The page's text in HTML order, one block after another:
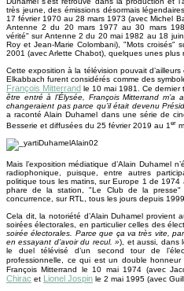
très jeune, des émissions désormais
17 février 1970 au 28 mars 1973 (avec Michel
Antenne 2 du 20 mars 1977 au 30 mars
vérité" sur Antenne 2 du 20 mai 1982 au 18
Roy et Jean-Marie Colombani), "Mots
2001 (avec Arlette Chabot), quelques unes plus
Cette exposition à la télévision pouvait
Elkabbach furent considérés comme des
François Mitterrand le 10 mai 1981. Ce
être entré à l’Élysée, François Mitterrand
changeraient pas parce qu’il était devenu
a raconté Alain Duhamel dans une série de
Besserie et diffusées du 25 février 2019 au 1er
Mais l’exposition médiatique d’Alain Duhamel
radiophonique, puisque, entre autres
politique tous les matins, sur Europe 1 de 1974
phare de la station, "Le Club de la
concurrence, sur RTL, tous les jours depuis
Cela dit, la notoriété d’Alain Duhamel provient
soirées électorales, en particulier celles des
soirée électorales. Parce que ça va très vite,
en essayant d’avoir du recul. »), et aussi, dans
le duel télévisé d’un second tour de
professionnelle, ce qui est un double
François Mitterrand le 10 mai 1974 (avec
Chirac et Lionel Jospin le 2 mai 1995 (avec